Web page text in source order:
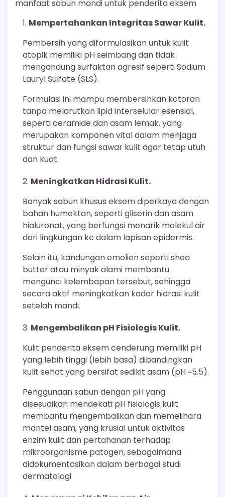
manfaat sabun mandi untuk penderita eksem
Mempertahankan Integritas Sawar Kulit.
Pembersih yang diformulasikan untuk kulit
atopik memiliki pH seimbang dan tidak
mengandung surfaktan agresif seperti Sodium
Lauryl Sulfate (SLS).
Formulasi ini mampu membersihkan kotoran
tanpa melarutkan lipid interselular esensial,
seperti ceramide dan asam lemak, yang
merupakan komponen vital dalam menjaga
struktur dan fungsi sawar kulit agar tetap utuh
dan kuat.
Meningkatkan Hidrasi Kulit.
Banyak sabun khusus eksem diperkaya dengan
bahan humektan, seperti gliserin dan asam
hialuronat, yang berfungsi menarik molekul air
dari lingkungan ke dalam lapisan epidermis.
Selain itu, kandungan emolien seperti shea
butter atau minyak alami membantu
mengunci kelembapan tersebut, sehingga
secara aktif meningkatkan kadar hidrasi kulit
setelah mandi.
Mengembalikan pH Fisiologis Kulit.
Kulit penderita eksem cenderung memiliki pH
yang lebih tinggi (lebih basa) dibandingkan
kulit sehat yang bersifat sedikit asam (pH ~5.5).
Penggunaan sabun dengan pH yang
disesuaikan mendekati pH fisiologis kulit
membantu mengembalikan dan memelihara
mantel asam, yang krusial untuk aktivitas
enzim kulit dan pertahanan terhadap
mikroorganisme patogen, sebagaimana
didokumentasikan dalam berbagai studi
dermatologi.